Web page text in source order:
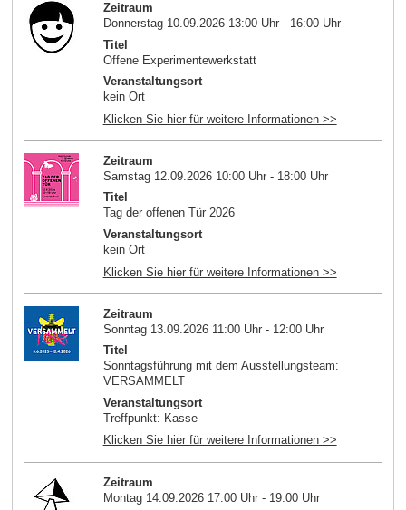
Zeitraum
Donnerstag 10.09.2026 13:00 Uhr - 16:00 Uhr
Titel
Offene Experimentewerkstatt
Veranstaltungsort
kein Ort
Klicken Sie hier für weitere Informationen >>
Zeitraum
Samstag 12.09.2026 10:00 Uhr - 18:00 Uhr
Titel
Tag der offenen Tür 2026
Veranstaltungsort
kein Ort
Klicken Sie hier für weitere Informationen >>
Zeitraum
Sonntag 13.09.2026 11:00 Uhr - 12:00 Uhr
Titel
Sonntagsführung mit dem Ausstellungsteam:
VERSAMMELT
Veranstaltungsort
Treffpunkt: Kasse
Klicken Sie hier für weitere Informationen >>
Zeitraum
Montag 14.09.2026 17:00 Uhr - 19:00 Uhr